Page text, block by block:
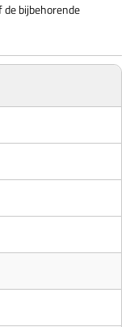
de bijbehorende